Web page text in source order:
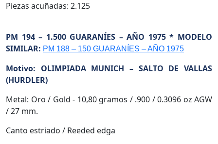
Piezas acuñadas: 2.125
PM 194 – 1.500 GUARANÍES – AÑO 1975 * MODELO
SIMILAR: PM 188 – 150 GUARANÍES – AÑO 1975
Motivo: OLIMPIADA MUNICH – SALTO DE VALLAS
(HURDLER)
Metal: Oro / Gold - 10,80 gramos / .900 / 0.3096 oz AGW
/ 27 mm.
Canto estriado / Reeded edga